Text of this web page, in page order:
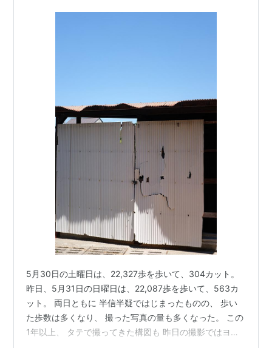
5月30日の土曜日は、22,327歩を歩いて、304カット。
昨日、5月31日の日曜日は、22,087歩を歩いて、563カ
ット。 両日ともに 半信半疑ではじまったものの、 歩い
た歩数は多くなり、 撮った写真の量も多くなった。 この
1年以上、 タテで撮ってきた構図も 昨日の撮影ではヨコ